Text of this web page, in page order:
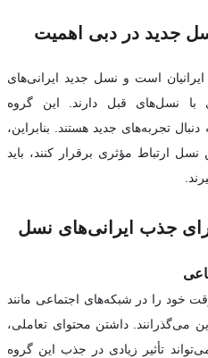
جدید در دبی اهمیت
است و نسل جدید ایرانی‌های
نسل‌های قبل دارند. این گروه
تجربه‌های جدید هستند. بنابراین،
ارتباط مؤثری برقرار کنند، باید
جذب ایرانی‌های نسل
خود را در شبکه‌های اجتماعی مانند
می‌گذرانند. داشتن محتوای تعاملی،
تأثیر زیادی در جذب این گروه